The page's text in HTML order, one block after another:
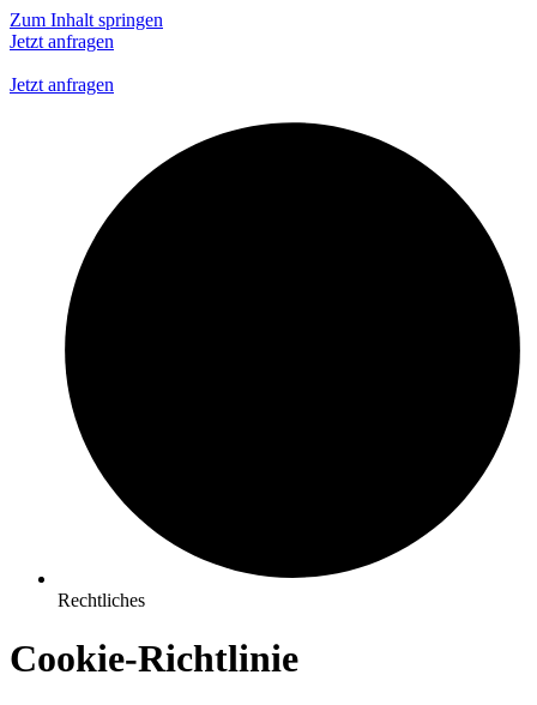
Zum Inhalt springen
Jetzt anfragen
Jetzt anfragen
Rechtliches
Cookie-Richtlinie